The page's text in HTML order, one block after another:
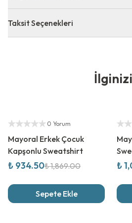
Taksit Seçenekleri
İlginizi
Yetkili Satıcı
0 Yorum
Mayoral Erkek Çocuk
Kapşonlu Sweatshirt
₺ 934.50₺ 1,869.00
Sepete Ekle
₺